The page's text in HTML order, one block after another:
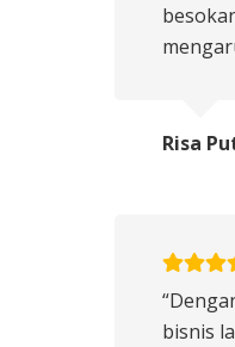
Risa
bisnis